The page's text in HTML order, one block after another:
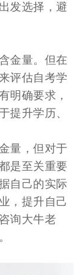
发选择，避
金量。但在
评估自考学
明确要求，
提升学历、
量，但对于
是至关重要
自己的实际
，提升自己
询大牛老